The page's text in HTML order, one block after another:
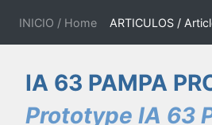
INICIO / Home(current)
ARTICULOS /
IA 63 PAMPA
Prototype IA 63